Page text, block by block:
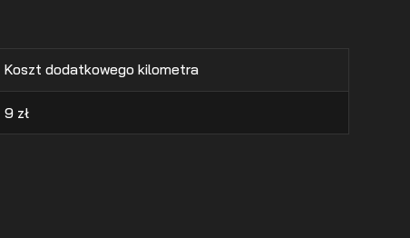
Koszt dodatkowego kilometra
9 zł